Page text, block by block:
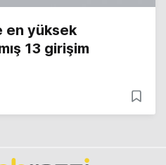
en yüksek
13 girişim